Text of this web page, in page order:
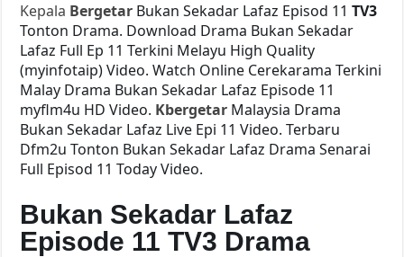
Kepala Bergetar Bukan Sekadar Lafaz Episod 11TV3
Tonton Drama. Download Drama Bukan Sekadar
Lafaz Full Ep 11 Terkini Melayu High Quality
(myinfotaip) Video. Watch Online Cerekarama Terkini
Malay Drama Bukan Sekadar Lafaz Episode 11
myflm4u HD Video. Kbergetar Malaysia Drama
Bukan Sekadar Lafaz Live Epi 11 Video. Terbaru
Dfm2u Tonton Bukan Sekadar Lafaz Drama Senarai
Full Episod 11 Today Video.
Bukan Sekadar Lafaz
Episode 11 TV3 Drama